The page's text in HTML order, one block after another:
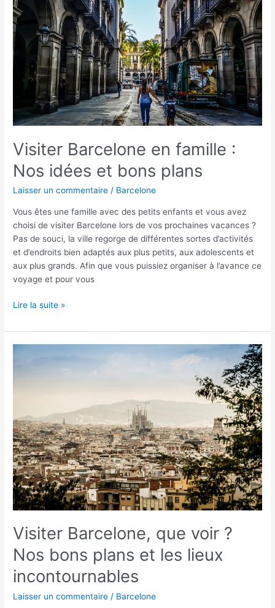
Visiter Barcelone en famille :
Nos idées et bons plans
Laisser un commentaire / Barcelone
Vous êtes une famille avec des petits enfants et vous avez
choisi de visiter Barcelone lors de vos prochaines vacances ?
Pas de souci, la ville regorge de différentes sortes d’activités
et d’endroits bien adaptés aux plus petits, aux adolescents et
aux plus grands. Afin que vous puissiez organiser à l’avance ce
voyage et pour vous
Barcelone
en
famille :
Nos
idées
bons
Lire la suite »
Visiter Barcelone, que voir ?
Nos bons plans et les lieux
incontournables
Laisser un commentaire / Barcelone
Visiter
Barcelone,
bons
plans
et
les
lieux
incontournables